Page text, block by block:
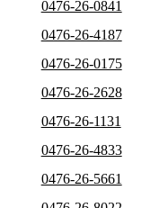
0476-26-0841
0476-26-4187
0476-26-0175
0476-26-2628
0476-26-1131
0476-26-4833
0476-26-5661